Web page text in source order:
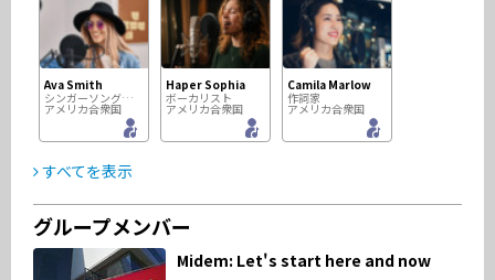
Ava Smith
シンガーソングライター
アメリカ合衆国
Haper Sophia
ボーカリスト
アメリカ合衆国
Camila Marlow
作詞家
アメリカ合衆国
KEIKO MANO
作曲家
音楽プロデューサ
カナダ
シンガーソングライター
アメリカ合衆国
すべてを表示
グループメンバー
Midem: Let's start here and now